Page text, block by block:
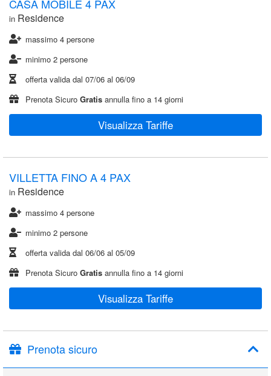
CASA MOBILE 4 PAX
in Residence
massimo 4 persone
minimo 2 persone
offerta valida dal 07/06 al 06/09
Prenota Sicuro Gratis annulla fino a 14 giorni
Visualizza Tariffe
VILLETTA FINO A 4 PAX
in Residence
massimo 4 persone
minimo 2 persone
offerta valida dal 06/06 al 05/09
Prenota Sicuro Gratis annulla fino a 14 giorni
Visualizza Tariffe
Prenota sicuro